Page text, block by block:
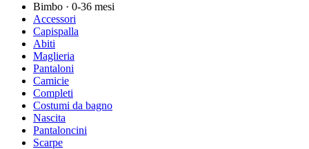
Bimbo · 0-36 mesi
Accessori
Capispalla
Abiti
Maglieria
Pantaloni
Camicie
Completi
Costumi da bagno
Nascita
Pantaloncini
Scarpe